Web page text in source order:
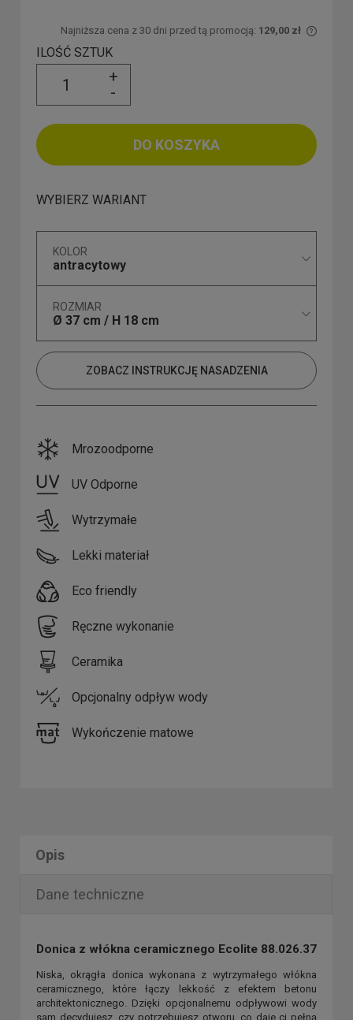
Najniższa cena z 30 dni przed tą promocją: 129,00 zł
ILOŚĆ SZTUK
+
-
DO KOSZYKA
WYBIERZ WARIANT
KOLOR
antracytowy
ROZMIAR
Ø 37 cm / H 18 cm
ZOBACZ INSTRUKCJĘ NASADZENIA
Mrozoodporne
UV Odporne
Wytrzymałe
Lekki materiał
Eco friendly
Ręczne wykonanie
Ceramika
Opcjonalny odpływ wody
Wykończenie matowe
Opis
Dane techniczne
Donica z włókna ceramicznego Ecolite 88.026.37
Niska, okrągła donica wykonana z wytrzymałego włókna
ceramicznego, które łączy lekkość z efektem betonu
architektonicznego. Dzięki opcjonalnemu odpływowi wody
sam decydujesz, czy potrzebujesz otworu, co daje ci pełną